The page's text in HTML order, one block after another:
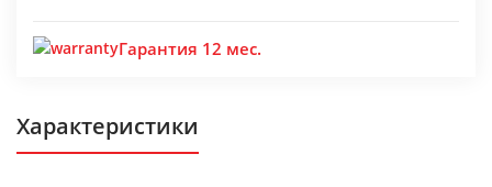
Гарантия 12 мес.
Характеристики